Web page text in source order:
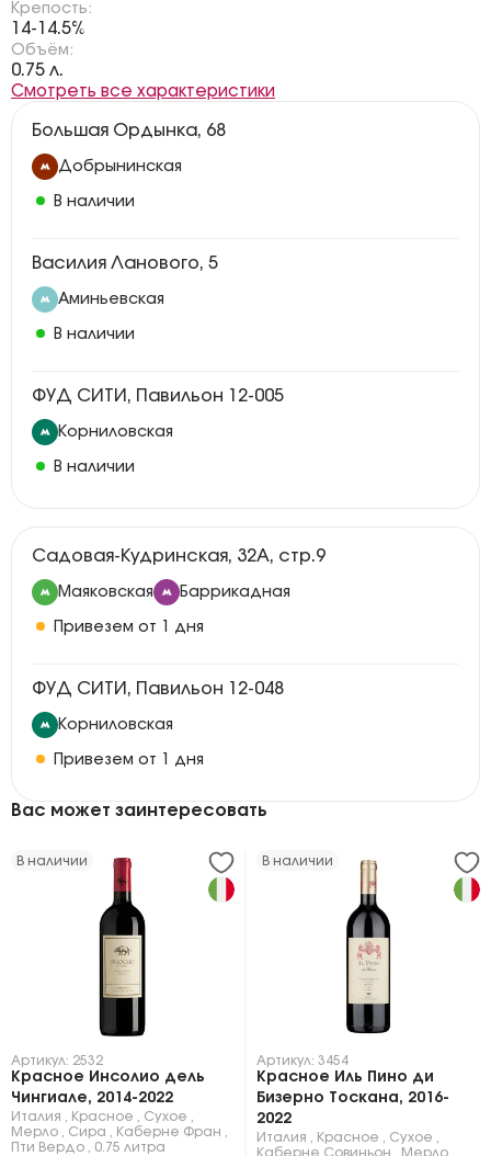
Крепость:
14-14.5%
Объём:
0.75 л.
Смотреть все характеристики
Большая Ордынка, 68
Добрынинская
В наличии
Василия Ланового, 5
Аминьевская
В наличии
ФУД СИТИ, Павильон 12-005
Корниловская
В наличии
Садовая-Кудринская, 32А, стр.9
Маяковская Баррикадная
Привезем от 1 дня
ФУД СИТИ, Павильон 12-048
Корниловская
Привезем от 1 дня
Вас может заинтересовать
В наличии
Артикул: 2532
Красное Инсолио дель
Чингиале, 2014-2022
Италия Красное Сухое
Мерло
Сира Каберне Фран
Пти Вердо
0.75 литра
В наличии
Артикул: 3454
Красное Иль Пино ди
Бизерно Тоскана, 2016-
2022
Италия Красное Сухое
Каберне Совиньон
Мерло